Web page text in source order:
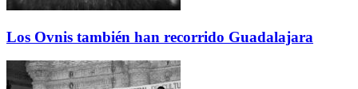
Los Ovnis también han recorrido Guadalajara